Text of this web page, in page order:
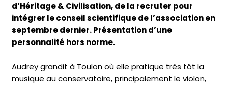
d’Héritage & Civilisation, de la recruter pour
intégrer le conseil scientifique de l’association en
septembre dernier. Présentation d’une
personnalité hors norme.
Audrey grandit à Toulon où elle pratique très tôt la
musique au conservatoire, principalement le violon,